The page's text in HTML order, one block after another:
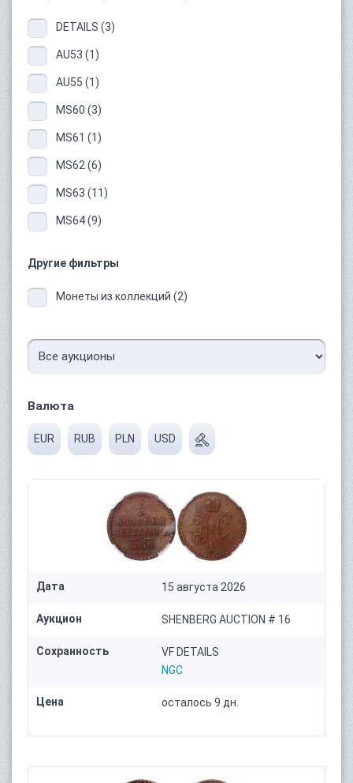
DETAILS (3)
AU53 (1)
AU55 (1)
MS60 (3)
MS61 (1)
MS62 (6)
MS63 (11)
MS64 (9)
Другие фильтры
Монеты из коллекций (2)
Валюта
EUR RUB PLN USD
Дата 15 августа 2026
Аукцион SHENBERG AUCTION # 16
Сохранность
VF DETAILS
NGC
Цена осталось 9 дн.